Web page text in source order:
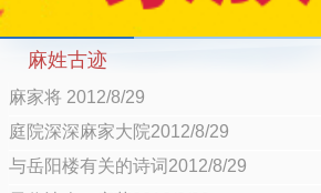
麻姓古迹
麻家将 2012/8/29
庭院深深麻家大院2012/8/29
与岳阳楼有关的诗词2012/8/29